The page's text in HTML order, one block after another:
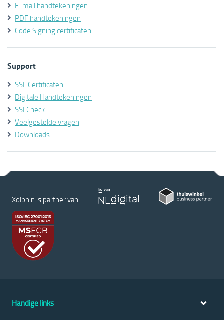
E-mail handtekeningen
PDF handtekeningen
Code Signing certificaten
Support
SSL Certificaten
Digitale Handtekeningen
SSLCheck
Veelgestelde vragen
Downloads
Xolphin is partner van
Handige links